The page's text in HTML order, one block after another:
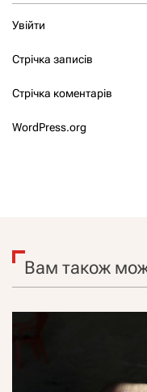
Увійти
Стрічка записів
Стрічка коментарів
WordPress.org
Вам також